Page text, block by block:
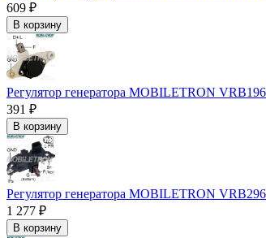
609 ₽
В корзину
Регулятор генератора MOBILETRON
391 ₽
В корзину
Регулятор генератора MOBILETRON VRB296
1 277 ₽
В корзину